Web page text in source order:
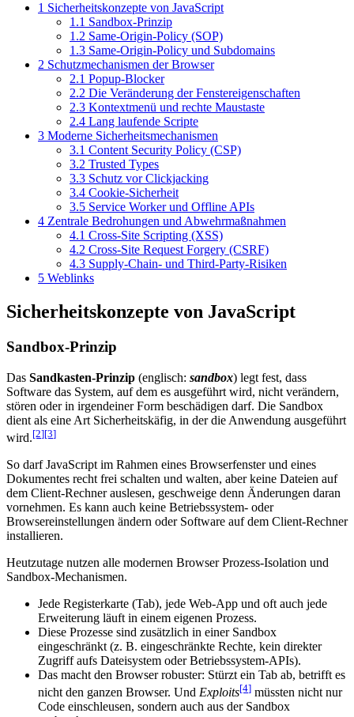
1 Sicherheitskonzepte von JavaScript
1.1 Sandbox-Prinzip
1.2 Same-Origin-Policy (SOP)
1.3 Same-Origin-Policy und Subdomains
2 Schutzmechanismen der Browser
2.1 Popup-Blocker
2.2 Die Veränderung der Fenstereigenschaften
2.3 Kontextmenü und rechte Maustaste
2.4 Lang laufende Scripte
3 Moderne Sicherheitsmechanismen
3.1 Content Security Policy (CSP)
3.2 Trusted Types
3.3 Schutz vor Clickjacking
3.4 Cookie-Sicherheit
3.5 Service Worker und Offline APIs
4 Zentrale Bedrohungen und Abwehrmaßnahmen
4.1 Cross-Site Scripting (XSS)
4.2 Cross-Site Request Forgery (CSRF)
4.3 Supply-Chain- und Third-Party-Risiken
5 Weblinks
Sicherheitskonzepte von JavaScript
Sandbox-Prinzip
Das Sandkasten-Prinzip (englisch: sandbox) legt fest, dass
Software das System, auf dem es ausgeführt wird, nicht verändern,
stören oder in irgendeiner Form beschädigen darf. Die Sandbox
dient als eine Art Sicherheitskäfig, in der die Anwendung ausgeführt
wird.[2][3]
So darf JavaScript im Rahmen eines Browserfenster und eines
Dokumentes recht frei schalten und walten, aber keine Dateien auf
dem Client-Rechner auslesen, geschweige denn Änderungen daran
vornehmen. Es kann auch keine Betriebssystem- oder
Browsereinstellungen ändern oder Software auf dem Client-Rechner
installieren.
Heutzutage nutzen alle modernen Browser Prozess-Isolation und
Sandbox-Mechanismen.
Jede Registerkarte (Tab), jede Web-App und oft auch jede
Erweiterung läuft in einem eigenen Prozess.
Diese Prozesse sind zusätzlich in einer Sandbox
eingeschränkt (z. B. eingeschränkte Rechte, kein direkter
Zugriff aufs Dateisystem oder Betriebssystem-APIs).
Das macht den Browser robuster: Stürzt ein Tab ab, betrifft es
nicht den ganzen Browser. Und Exploits[4] müssten nicht nur
Code einschleusen, sondern auch aus der Sandbox